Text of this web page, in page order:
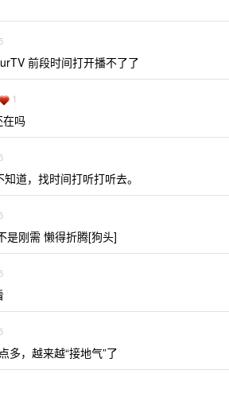
前段时间打开播不了了
1
在吗
道，找时间打听打听去。
是刚需 懒得折腾[狗头]
多，越来越“接地气”了